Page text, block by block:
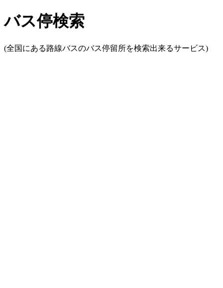
バス停検索
(全国にある路線バスのバス停留所を検索出来るサービス)